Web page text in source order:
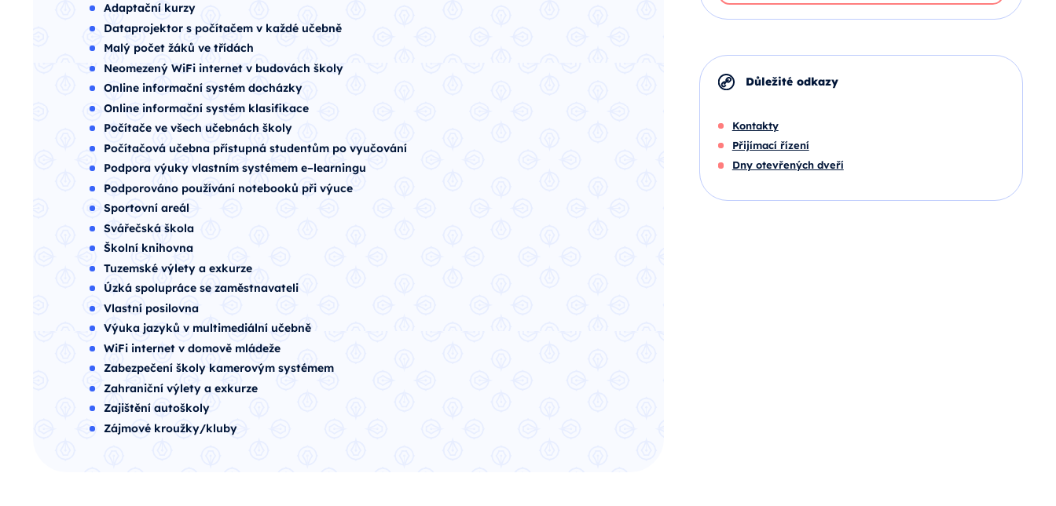
Adaptační kurzy
Dataprojektor s počítačem v každé učebně
Malý počet žáků ve třídách
Neomezený WiFi internet v budovách školy
Online informační systém docházky
Online informační systém klasifikace
Počítače ve všech učebnách školy
Počítačová učebna přístupná studentům po vyučování
Podpora výuky vlastním systémem e–learningu
Podporováno používání notebooků při výuce
Sportovní areál
Svářečská škola
Školní knihovna
Tuzemské výlety a exkurze
Úzká spolupráce se zaměstnavateli
Vlastní posilovna
Výuka jazyků v multimediální učebně
WiFi internet v domově mládeže
Zabezpečení školy kamerovým systémem
Zahraniční výlety a exkurze
Zajištění autoškoly
Zájmové kroužky/kluby
Důležité odkazy
Kontakty
Přijímací řízení
Dny otevřených dveří